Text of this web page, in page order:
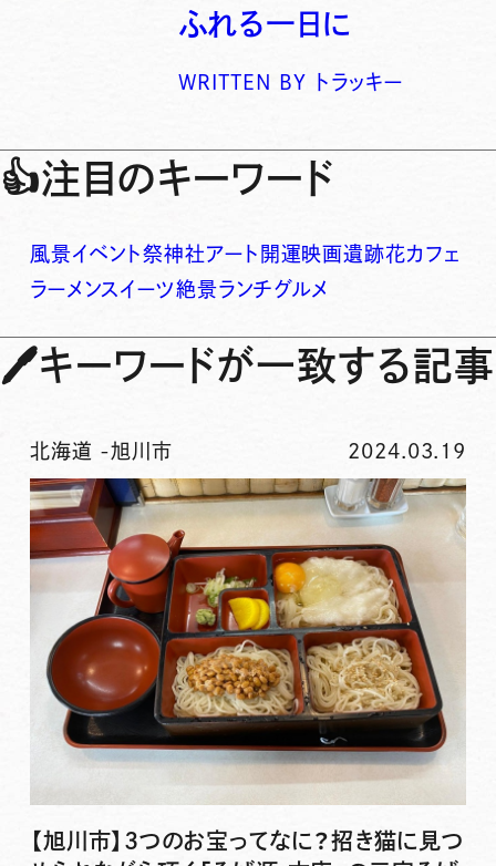
ふれる一日に
WRITTEN BY トラッキー
👍注目のキーワード
風景イベント祭神社アート 開運映画遺跡花カフェ
ラーメンスイーツ絶景ランチグルメ
🖊キーワードが一致する記事
北海道 -旭川市 2024.03.19
【旭川市】3つのお宝ってなに？招き猫に見つ